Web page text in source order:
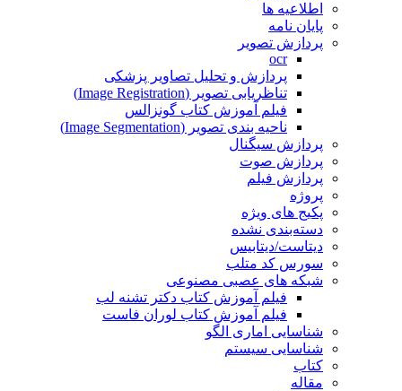
اطلاعیه ها
پایان نامه
پردازش تصویر
ocr
پردازش و تحلیل تصاویر پزشکی
تناظریابی تصویر (Image Registration)
فیلم آموزش کتاب گونزالس
ناحیه بندی تصویر (Image Segmentation)
پردازش سیگنال
پردازش صوت
پردازش فیلم
پروژه
پکیج های ویژه
دسته‌بندی نشده
دیتاست/دیتابیس
سورس کد متلب
شبکه های عصبی مصنوعی
فیلم آموزش کتاب دکتر تشنه لب
فیلم آموزش کتاب لوران فاست
شناسایی اماری الگو
شناسایی سیستم
کتاب
مقاله